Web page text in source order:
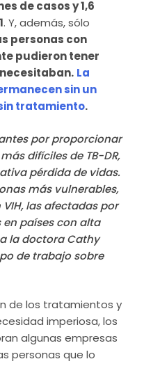
de casos y 1,6
. Y, además, sólo
personas con
pudieron tener
La
sin un
tratamiento.
por proporcionar
difíciles de TB-DR,
pérdida de vidas.
más vulnerables,
las afectadas por
países con alta
la doctora Cathy
de trabajo sobre
de los tratamientos y
imperiosa, los
algunas empresas
personas que lo